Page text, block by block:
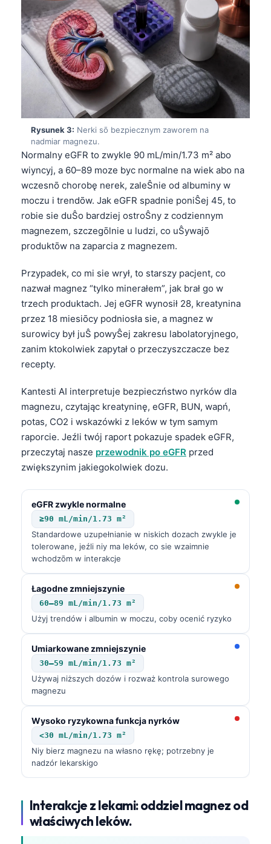
Rysunek 3: Nerki sō bezpiecznym zaworem na
nadmiar magnezu.
Normalny eGFR to zwykle 90 mL/min/1.73 m² abo
wiyncyj, a 60–89 moze byc normalne na wiek abo na
wczesnō chorobę nerek, zaleŜnie od albuminy w
moczu i trendōw. Jak eGFR spadnie poniŜej 45, to
robie sie duŜo bardziej ostroŜny z codziennym
magnezem, szczegōlnie u ludzi, co uŜywajō
produktōw na zaparcia z magnezem.
Przypadek, co mi sie wrył, to starszy pacjent, co
nazwał magnez “tylko minerałem”, jak brał go w
trzech produktach. Jej eGFR wynosił 28, kreatynina
przez 18 miesiōcy podniosła sie, a magnez w
surowicy był juŜ powyŜej zakresu labolatoryjnego,
zanim ktokolwiek zapytał o przeczyszczacze bez
recepty.
Kantesti AI interpretuje bezpieczństwo nyrków dla
magnezu, czytając kreatyninę, eGFR, BUN, wapń,
potas, CO2 i wskazówki z leków w tym samym
raporcie. Jeźli twój raport pokazuje spadek eGFR,
przeczytaj nasze przewodnik po eGFR przed
zwiększynim jakiegokolwiek dozu.
eGFR zwykle normalne
≥90 mL/min/1.73 m²
Standardowe uzupełnianie w niskich dozach zwykle je
tolerowane, jeźli niy ma leków, co sie wzaimnie
wchodzōm w interakcje
Łagodne zmniejszynie
60–89 mL/min/1.73 m²
Użyj trendów i albumin w moczu, coby ocenić ryzyko
Umiarkowane zmniejszynie
30–59 mL/min/1.73 m²
Używaj niższych dozów i rozważ kontrola surowego
magnezu
Wysoko ryzykowna funkcja nyrków
<30 mL/min/1.73 m²
Niy bierz magnezu na własno rękę; potrzebny je
nadzór lekarskigo
Interakcje z lekami: oddziel magnez od
właściwych leków.